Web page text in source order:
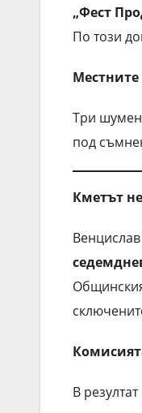
„Фест
По този
Три
под
Кметът
В